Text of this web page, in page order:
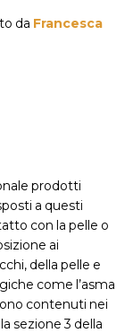
da Francesca
prodotti
a questi
con la pelle o
ai
della pelle e
come l’asma
contenuti nei
sezione 3 della